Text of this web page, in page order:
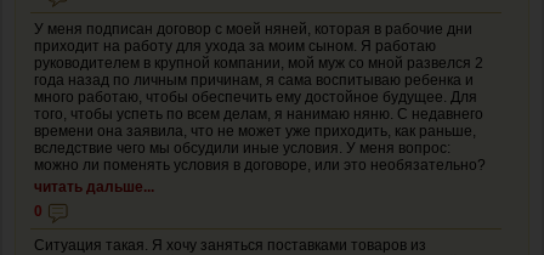
У меня подписан договор с моей няней, которая в рабочие дни
приходит на работу для ухода за моим сыном. Я работаю
руководителем в крупной компании, мой муж со мной развелся 2
года назад по личным причинам, я сама воспитываю ребенка и
много работаю, чтобы обеспечить ему достойное будущее. Для
того, чтобы успеть по всем делам, я нанимаю няню. С недавнего
времени она заявила, что не может уже приходить, как раньше,
вследствие чего мы обсудили иные условия. У меня вопрос:
можно ли поменять условия в договоре, или это необязательно?
читать дальше...
0
Ситуация такая. Я хочу заняться поставками товаров из